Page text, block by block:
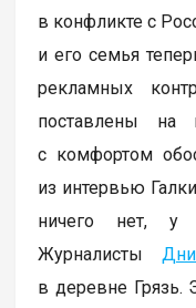
в конфликте с
и его семья
рекламных
поставлены на
с комфортом
из интервью
ничего нет, у
Журналисты
в деревне Грязь.